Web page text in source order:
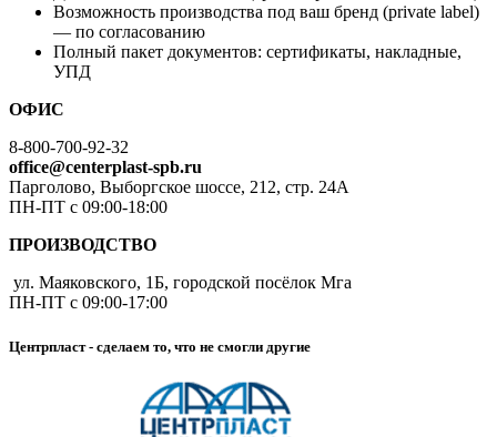
Возможность производства под ваш бренд (private label)
— по согласованию
Полный пакет документов: сертификаты, накладные,
УПД
ОФИС
8-800-700-92-32
office@centerplast-spb.ru
Парголово, Выборгское шоссе, 212, стр. 24А
ПН-ПТ с 09:00-18:00
ПРОИЗВОДСТВО
ул. Маяковского, 1Б, городской посёлок Мга
ПН-ПТ с 09:00-17:00
Центрпласт - сделаем то, что не смогли другие